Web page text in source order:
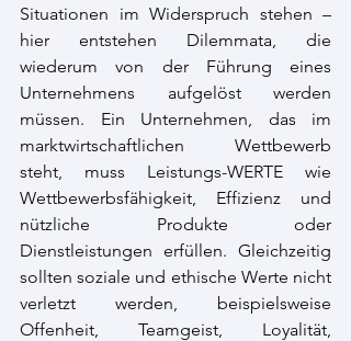
Situationen im Widerspruch stehen –
hier entstehen Dilemmata, die
wiederum von der Führung eines
Unternehmens aufgelöst werden
müssen. Ein Unternehmen, das im
marktwirtschaftlichen Wettbewerb
steht, muss Leistungs-WERTE wie
Wettbewerbsfähigkeit, Effizienz und
nützliche Produkte oder
Dienstleistungen erfüllen. Gleichzeitig
sollten soziale und ethische Werte nicht
verletzt werden, beispielsweise
Offenheit, Teamgeist, Loyalität,